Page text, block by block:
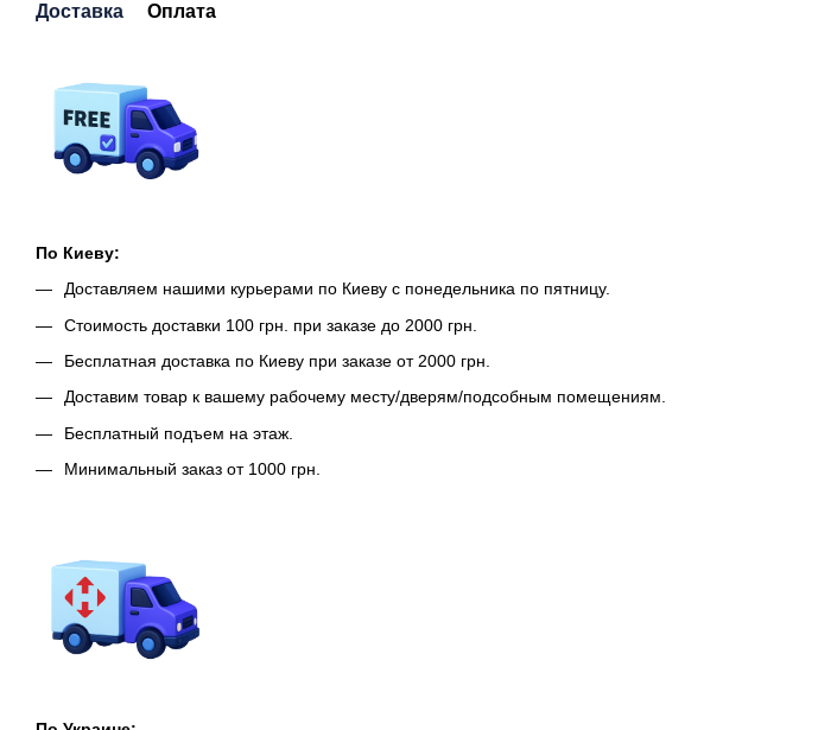
Доставка Оплата
По Киеву:
Доставляем нашими курьерами по Киеву с понедельника по пятницу.
Стоимость доставки 100 грн. при заказе до 2000 грн.
Бесплатная доставка по Киеву при заказе от 2000 грн.
Доставим товар к вашему рабочему месту/дверям/подсобным помещениям.
Бесплатный подъем на этаж.
Минимальный заказ от 1000 грн.